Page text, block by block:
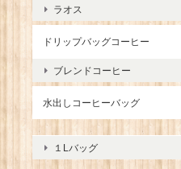
ラオス
ドリップバッグコーヒー
ブレンドコーヒー
水出しコーヒーバッグ
１Lバッグ